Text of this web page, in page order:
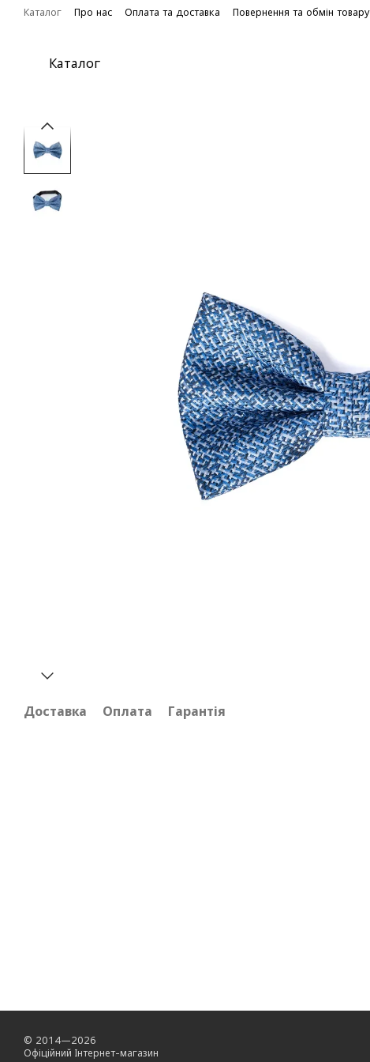
Перейти до основного контенту
Каталог Про нас Оплата та доставка Повернення та обмін товару
Каталог
Доставка Оплата Гарантія
© 2014—2026
Офіційний Інтернет-магазин